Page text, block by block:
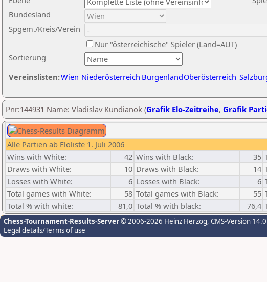
Sortierung
Bundesland
Spgem./Kreis/Verein
Nur "österreichische" Spieler (Land=AUT)
Vereinslisten:Wien Niederösterreich BurgenlandOberösterreich
Pnr:144931 Name: Vladislav Kundianok (Grafik Elo-Zeitreihe, Grafik
Alle Partien ab Eloliste 1. Juli 2006
Wins with White:
42 Wins with Black: 35
Draws with White:
10 Draws with Black: 14
Losses with White:
6 Losses with Black: 6
Total games with White:
58 Total games with Black: 55
Total % with white:
81,0 Total % with black: 76,4
Chess-Tournament-Results-Server© 2006-2026 Heinz Herzog, CMS-Version
Legal details/Terms of use